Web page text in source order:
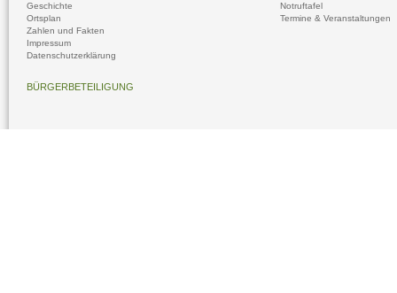
Geschichte
Ortsplan
Zahlen und Fakten
Impressum
Datenschutzerklärung
Notruftafel
Termine & Veranstaltungen
BÜRGERBETEILIGUNG